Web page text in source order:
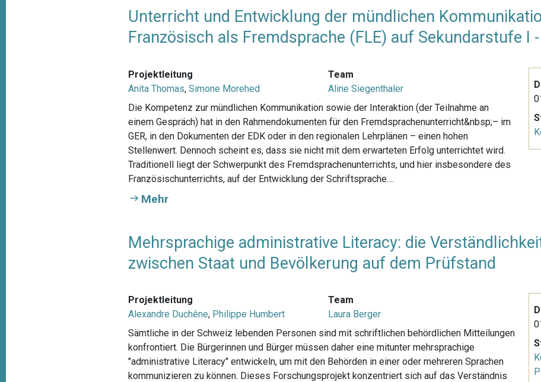
Unterricht und Entwicklung der mündlichen
Französisch als Fremdsprache (FLE) auf Sekundarstufe I -
Projektleitung
Anita Thomas,Simone Morehed
Team
Aline Siegenthaler
Die Kompetenz zur mündlichen Kommunikation sowie der Interaktion (der Teilnahme an
einem Gespräch) hat in den Rahmendokumenten für den Fremdsprachenunterricht&nbsp;– im
GER, in den Dokumenten der EDK oder in den regionalen Lehrplänen – einen hohen
Stellenwert. Dennoch scheint es, dass sie nicht mit dem erwarteten Erfolg unterrichtet wird.
Traditionell liegt der Schwerpunkt des Fremdsprachenunterrichts, und hier insbesondere des
Französischunterrichts, auf der Entwicklung der Schriftsprache....
Mehr
Mehrsprachige administrative Literacy: die
zwischen Staat und Bevölkerung auf dem Prüfstand
Projektleitung
Alexandre Duchêne, Philippe Humbert
Team
Laura Berger
Sämtliche in der Schweiz lebenden Personen sind mit schriftlichen behördlichen Mitteilungen
konfrontiert. Die Bürgerinnen und Bürger müssen daher eine mitunter mehrsprachige
"administrative Literacy" entwickeln, um mit den Behörden in einer oder mehreren Sprachen
kommunizieren zu können. Dieses Forschungsprojekt konzentriert sich auf das Verständnis